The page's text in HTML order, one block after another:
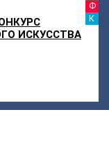
ИСКУССТВА